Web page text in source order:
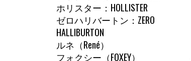
ホリスター：HOLLISTER
ゼロハリバートン：ZERO
HALLIBURTON
ルネ（René）
フォクシー（FOXEY）